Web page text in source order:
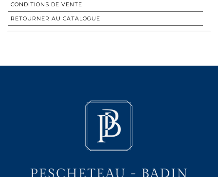
CONDITIONS DE VENTE
RETOURNER AU CATALOGUE